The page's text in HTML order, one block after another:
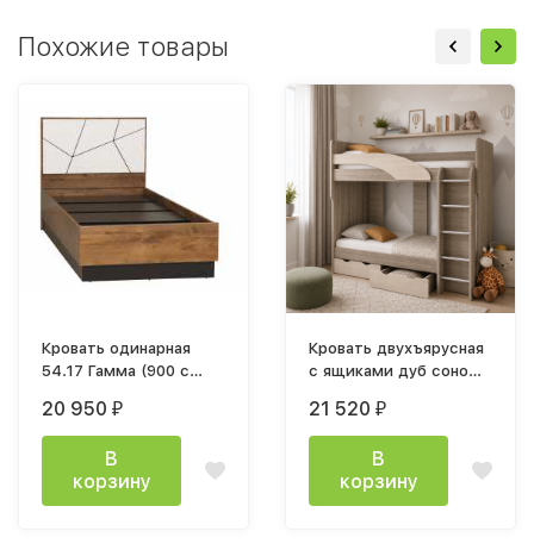
Похожие товары
Кровать одинарная
54.17 Гамма (900 с
20 950 ₽
В
корзину
Кровать двухъярусная
с ящиками дуб сонома
темный
21 520 ₽
В
корзину